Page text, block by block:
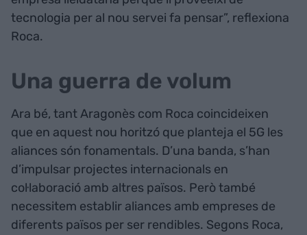
tecnologia per al nou servei fa pensar”, reflexiona
Roca.
Una guerra de volum
Ara bé, tant Aragonès com Roca coincideixen
que en aquest nou horitzó que planteja el 5G les
aliances són fonamentals. D’una banda, s’han
d’impulsar projectes internacionals en
col·laboració amb altres països. Però també
necessitem establir aliances amb empreses de
diferents països per ser rendibles. Segons Roca,